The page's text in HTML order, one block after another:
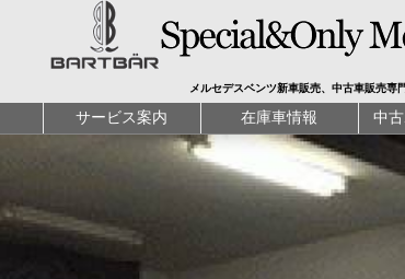
メルセデスベンツ新車販売、中古車販売
サービス案内 在庫車情報 中